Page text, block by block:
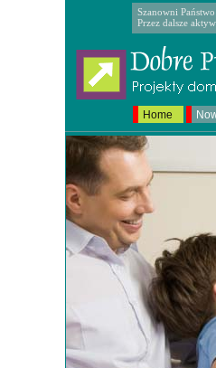
Szanowni
Przez dalsze
Home